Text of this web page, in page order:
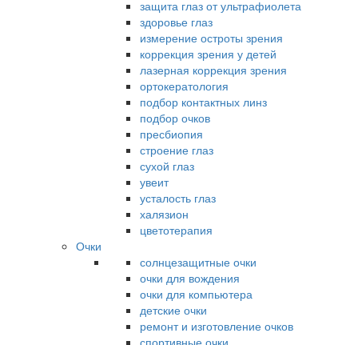
защита глаз от ультрафиолета
здоровье глаз
измерение остроты зрения
коррекция зрения у детей
лазерная коррекция зрения
ортокератология
подбор контактных линз
подбор очков
пресбиопия
строение глаз
сухой глаз
увеит
усталость глаз
халязион
цветотерапия
Очки
солнцезащитные очки
очки для вождения
очки для компьютера
детские очки
ремонт и изготовление очков